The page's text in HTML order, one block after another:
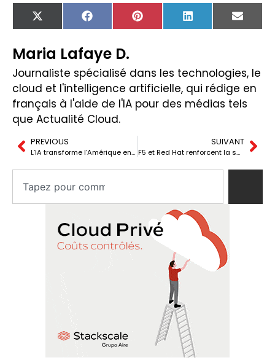
X
(Twitter)
FacebookPinterest LinkedIn Email
Maria Lafaye D.
Journaliste spécialisé dans les technologies, le
cloud et l'intelligence artificielle, qui rédige en
français à l'aide de l'IA pour des médias tels
que Actualité Cloud.
PREVIOUS
L’IA transforme l’Amérique en une immense carte de nouveaux centres de données
SUIVANT
F5 et Red Hat renforcent la sécurité de Kubernetes et des applications d’IA